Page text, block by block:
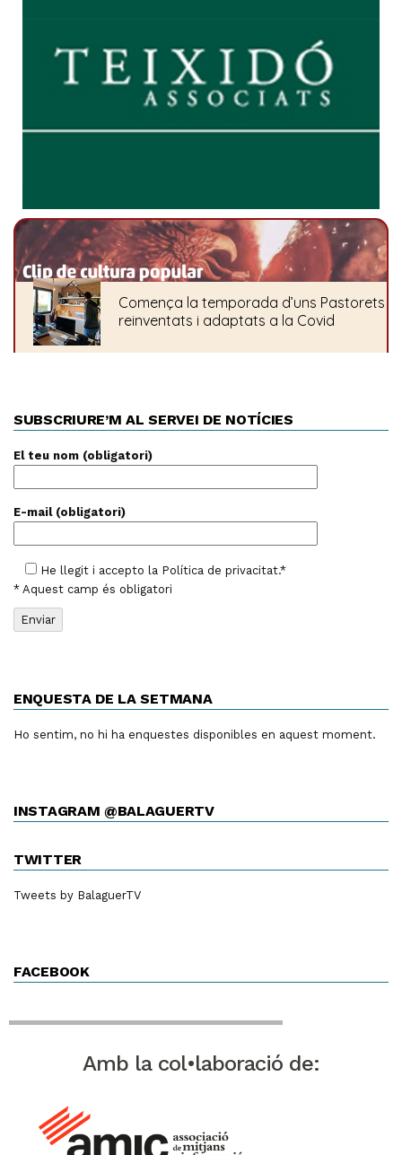
SUBSCRIURE’M AL SERVEI DE NOTÍCIES
El teu nom (obligatori)
E-mail (obligatori)
He llegit i accepto la Política de privacitat.*
* Aquest camp és obligatori
ENQUESTA DE LA SETMANA
Ho sentim, no hi ha enquestes disponibles en aquest moment.
INSTAGRAM @BALAGUERTV
TWITTER
Tweets by BalaguerTV
FACEBOOK
Amb la col•laboració de: